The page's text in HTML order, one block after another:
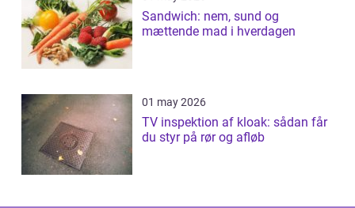
Sandwich: nem, sund og
mættende mad i hverdagen
01 may 2026
TV inspektion af kloak: sådan får
du styr på rør og afløb